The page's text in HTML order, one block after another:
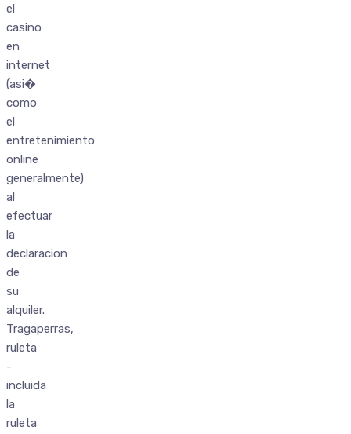
el
casino
en
internet
(asi�
como
el
entretenimiento
online
generalmente)
al
efectuar
la
declaracion
de
su
alquiler.
Tragaperras,
ruleta
-
incluida
la
ruleta